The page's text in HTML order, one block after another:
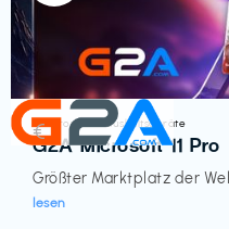
Elektronik & Haushaltsgeräte
G2A Microsoft 11 Pro
Größter Marktplatz der
lesen
€‎